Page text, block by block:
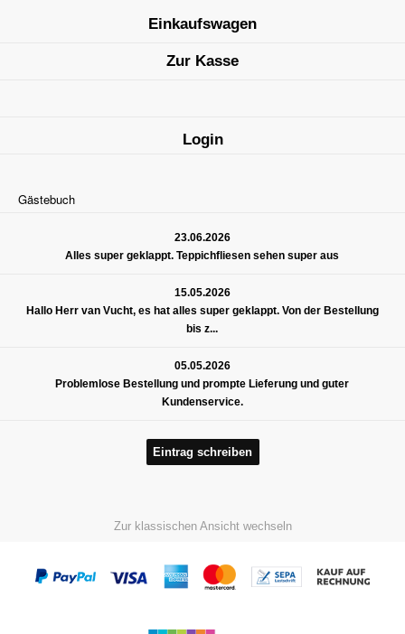
Einkaufswagen
Zur Kasse
Login
Gästebuch
23.06.2026
Alles super geklappt. Teppichfliesen sehen super aus
15.05.2026
Hallo Herr van Vucht, es hat alles super geklappt. Von der Bestellung
bis z...
05.05.2026
Problemlose Bestellung und prompte Lieferung und guter
Kundenservice.
Eintrag schreiben
Zur klassischen Ansicht wechseln